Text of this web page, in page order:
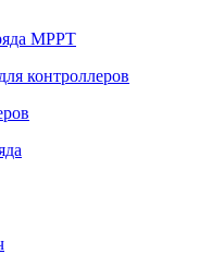
MPPT
контроллеров